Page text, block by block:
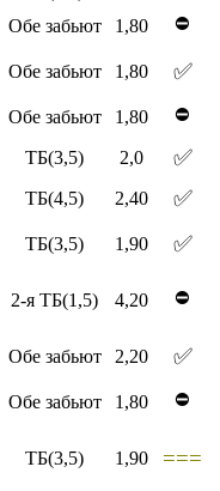
Обе забьют 1,80 ⛔
Обе забьют 1,80 ✅
Обе забьют 1,80 ⛔
ТБ(3,5) 2,0 ✅
ТБ(4,5) 2,40 ✅
ТБ(3,5) 1,90 ✅
2-я ТБ(1,5) 4,20 ⛔
Обе забьют 2,20 ✅
Обе забьют 1,80 ⛔
ТБ(3,5) 1,90 ===